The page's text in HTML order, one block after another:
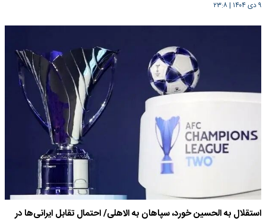
۹ دی ۱۴۰۴ |۲۳:۸
استقلال به الحسین خورد، سپاهان به الاهلی/ احتمال تقابل ایرانی‌ها در